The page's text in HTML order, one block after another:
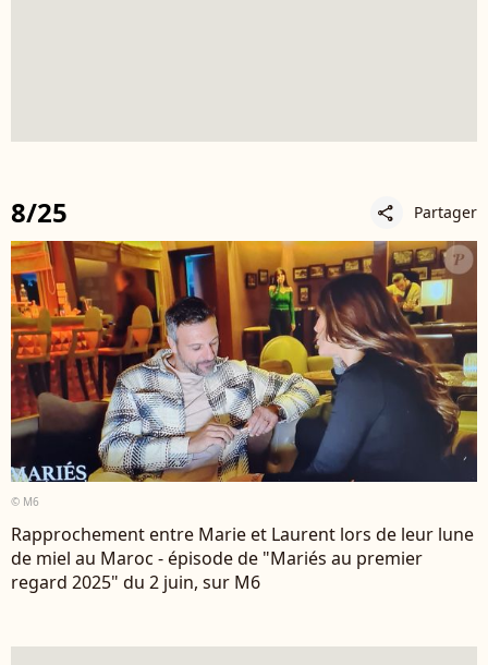
8/25 share Partager
© M6
Rapprochement entre Marie et Laurent lors de leur lune
de miel au Maroc - épisode de "Mariés au premier
regard 2025" du 2 juin, sur M6